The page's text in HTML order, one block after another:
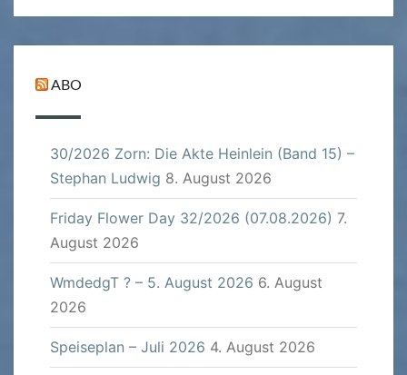
ABO
30/2026 Zorn: Die Akte Heinlein (Band 15) –
Stephan Ludwig 8. August 2026
Friday Flower Day 32/2026 (07.08.2026) 7.
August 2026
WmdedgT ? – 5. August 2026 6. August
2026
Speiseplan – Juli 2026 4. August 2026